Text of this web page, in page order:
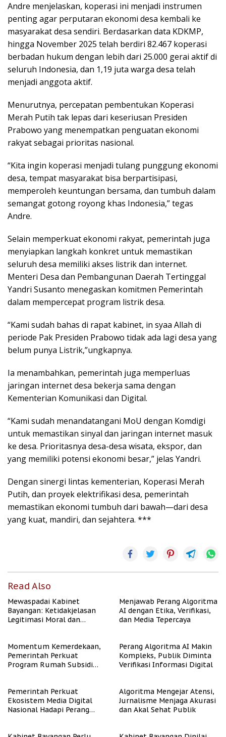
Andre menjelaskan, koperasi ini menjadi instrumen
penting agar perputaran ekonomi desa kembali ke
masyarakat desa sendiri. Berdasarkan data KDKMP,
hingga November 2025 telah berdiri 82.467 koperasi
berbadan hukum dengan lebih dari 25.000 gerai aktif di
seluruh Indonesia, dan 1,19 juta warga desa telah
menjadi anggota aktif.
Menurutnya, percepatan pembentukan Koperasi
Merah Putih tak lepas dari keseriusan Presiden
Prabowo yang menempatkan penguatan ekonomi
rakyat sebagai prioritas nasional.
“Kita ingin koperasi menjadi tulang punggung ekonomi
desa, tempat masyarakat bisa berpartisipasi,
memperoleh keuntungan bersama, dan tumbuh dalam
semangat gotong royong khas Indonesia,” tegas
Andre.
Selain memperkuat ekonomi rakyat, pemerintah juga
menyiapkan langkah konkret untuk memastikan
seluruh desa memiliki akses listrik dan internet.
Menteri Desa dan Pembangunan Daerah Tertinggal
Yandri Susanto menegaskan komitmen Pemerintah
dalam mempercepat program listrik desa.
“Kami sudah bahas di rapat kabinet, in syaa Allah di
periode Pak Presiden Prabowo tidak ada lagi desa yang
belum punya Listrik,”ungkapnya.
Ia menambahkan, pemerintah juga memperluas
jaringan internet desa bekerja sama dengan
Kementerian Komunikasi dan Digital.
“Kami sudah menandatangani MoU dengan Komdigi
untuk memastikan sinyal dan jaringan internet masuk
ke desa. Prioritasnya desa-desa wisata, ekspor, dan
yang memiliki potensi ekonomi besar,” jelas Yandri.
Dengan sinergi lintas kementerian, Koperasi Merah
Putih, dan proyek elektrifikasi desa, pemerintah
memastikan ekonomi tumbuh dari bawah—dari desa
yang kuat, mandiri, dan sejahtera. ***
Read Also
Mewaspadai Kabinet
Bayangan: Ketidakjelasan
Legitimasi Moral dan
Menjawab Perang Algoritma
AI dengan Etika, Verifikasi,
dan Media Tepercaya
Momentum Kemerdekaan,
Pemerintah Perkuat
Program Rumah Subsidi
Perang Algoritma AI Makin
Kompleks, Publik Diminta
Verifikasi Informasi Digital
Pemerintah Perkuat
Ekosistem Media Digital
Nasional Hadapi Perang
Algoritma Mengejar Atensi,
Jurnalisme Menjaga Akurasi
dan Akal Sehat Publik